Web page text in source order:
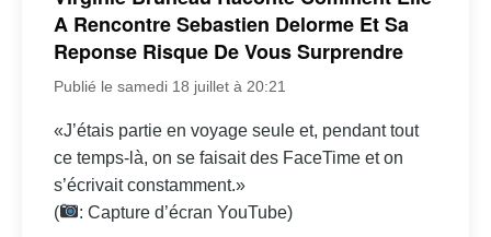
A Rencontre Sebastien Delorme Et Sa
Reponse Risque De Vous Surprendre
Publié le samedi 18 juillet à 20:21
«J’étais partie en voyage seule et, pendant tout
ce temps-là, on se faisait des FaceTime et on
s’écrivait constamment.»
(
: Capture d’écran YouTube)